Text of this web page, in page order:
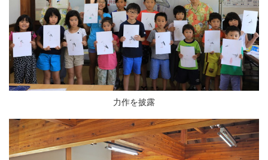
力作を披露